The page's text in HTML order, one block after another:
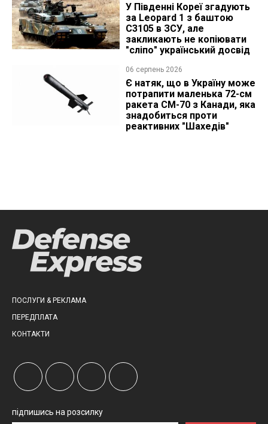
У Південні Кореї згадують
за Leopard 1 з баштою
C3105 в ЗСУ, але
закликають не копіювати
"сліпо" український досвід
06 серпень 2026
Є натяк, що в Україну може
потрапити маленька 72-см
ракета CM-70 з Канади, яка
знадобиться проти
реактивних "Шахедів"
ПОСЛУГИ & РЕКЛАМА
ПЕРЕДПЛАТА
КОНТАКТИ
підпишись на розсилку